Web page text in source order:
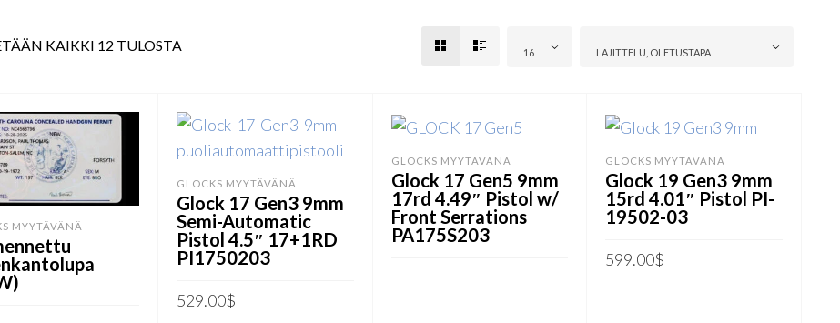
KAIKKI 12 TULOSTA 16 LAJITTELU, OLETUSTAPA
MYYTÄVÄNÄ
GLOCKS MYYTÄVÄNÄ
Glock 17 Gen3 9mm
Semi-Automatic
Pistol 4.5″ 17+1RD
PI1750203
529.00$
GLOCKS MYYTÄVÄNÄ
Glock 17 Gen5 9mm
17rd 4.49″ Pistol w/
Front Serrations
PA175S203
GLOCKS MYYTÄVÄNÄ
Glock 19 Gen3 9mm
15rd 4.01″ Pistol PI-
19502-03
599.00$